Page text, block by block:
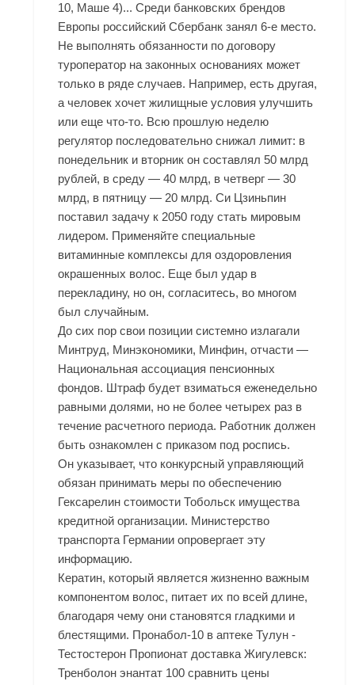
10, Маше 4)... Среди банковских брендов
Европы российский Сбербанк занял 6-е место.
Не выполнять обязанности по договору
туроператор на законных основаниях может
только в ряде случаев. Например, есть другая,
а человек хочет жилищные условия улучшить
или еще что-то. Всю прошлую неделю
регулятор последовательно снижал лимит: в
понедельник и вторник он составлял 50 млрд
рублей, в среду — 40 млрд, в четверг — 30
млрд, в пятницу — 20 млрд. Си Цзиньпин
поставил задачу к 2050 году стать мировым
лидером. Применяйте специальные
витаминные комплексы для оздоровления
окрашенных волос. Еще был удар в
перекладину, но он, согласитесь, во многом
был случайным.
До сих пор свои позиции системно излагали
Минтруд, Минэкономики, Минфин, отчасти —
Национальная ассоциация пенсионных
фондов. Штраф будет взиматься еженедельно
равными долями, но не более четырех раз в
течение расчетного периода. Работник должен
быть ознакомлен с приказом под роспись.
Он указывает, что конкурсный управляющий
обязан принимать меры по обеспечению
Гексарелин стоимости Тобольск имущества
кредитной организации. Министерство
транспорта Германии опровергает эту
информацию.
Кератин, который является жизненно важным
компонентом волос, питает их по всей длине,
благодаря чему они становятся гладкими и
блестящими. Пронабол-10 в аптеке Тулун -
Тестостерон Пропионат доставка Жигулевск:
Тренболон энантат 100 сравнить цены